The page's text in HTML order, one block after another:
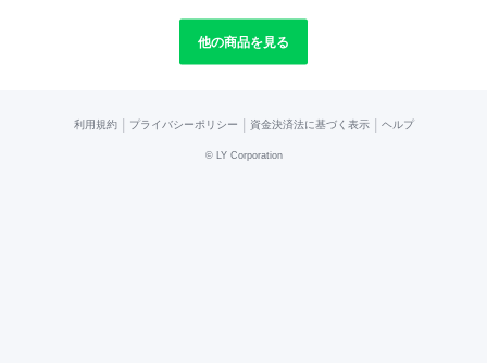
他の商品を見る
利用規約 プライバシーポリシー 資金決済法に基づく表示 ヘルプ
© LY Corporation